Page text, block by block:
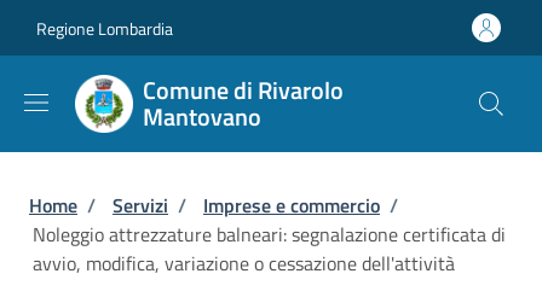
Regione Lombardia
Comune di Rivarolo
Mantovano
Briciole di pane
Home / Servizi / Imprese e commercio /
Noleggio attrezzature balneari: segnalazione certificata di
avvio, modifica, variazione o cessazione dell'attività